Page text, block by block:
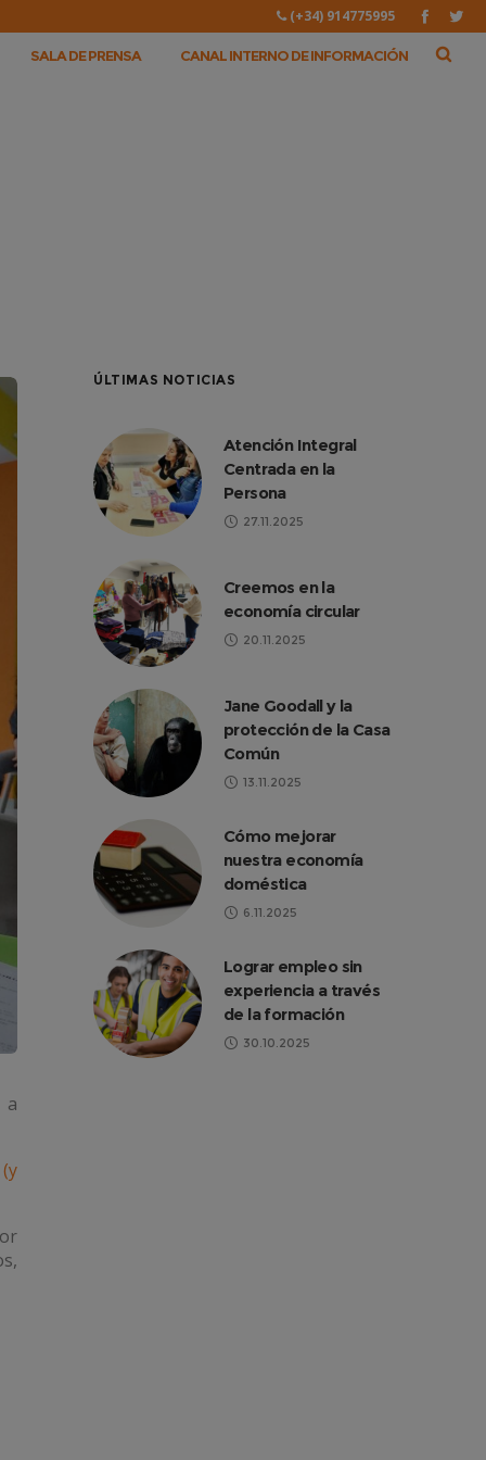
(+34) 914775995
SALA DE PRENSA CANAL INTERNO DE INFORMACIÓN
a
ÚLTIMAS NOTICIAS
Atención Integral
Centrada en la
Persona
27.11.2025
Creemos en la
economía circular
20.11.2025
Jane Goodall y la
protección de la Casa
Común
13.11.2025
Cómo mejorar
nuestra economía
doméstica
6.11.2025
Lograr empleo sin
experiencia a través
de la formación
30.10.2025